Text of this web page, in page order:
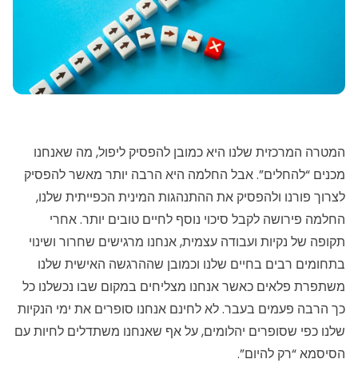
המטרה המרכזית שלנו היא כמובן להפסיק ליפול, מה שאנחנו
מכנים “להחלים”. אבל החלמה היא הרבה יותר מאשר להפסיק
לצרוך פורנו ולהפסיק את ההתנהגות המינית הכפייתית שלנו,
החלמה פירושה לקבל סיכוי נוסף לחיים טובים יותר. אחרי
תקופה של נקיות ועבודה עצמית, אנחנו מרגישים שחרור ושינוי
בתחומים רבים בחיים שלנו וכמובן שההרגשה האישית שלנו
משתפרת פלאים כאשר אנחנו מצליחים במקום שבו נכשלנו כל
כך הרבה פעמים בעבר. לא לחינם אנחנו סופרים את ימי הנקיות
שלנו כפי שסופרים יהלומים, על אף שאנחנו משתדלים לחיות עם
הסיסמא “רק להיום”.